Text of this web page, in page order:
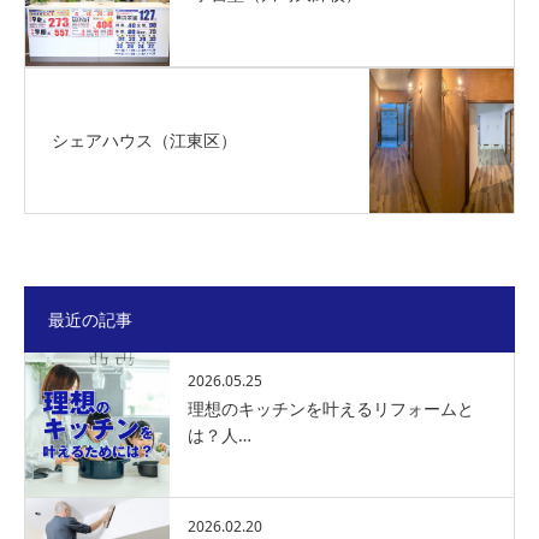
シェアハウス（江東区）
最近の記事
2026.05.25
理想のキッチンを叶えるリフォームと
は？人…
2026.02.20